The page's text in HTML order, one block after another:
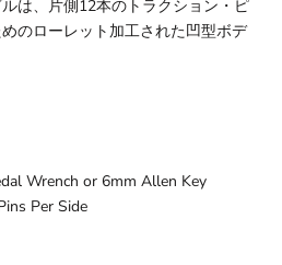
は、片側12本のトラクション・ピ
のローレット加工された凹型ボデ
Wrench or 6mm Allen Key
Per Side